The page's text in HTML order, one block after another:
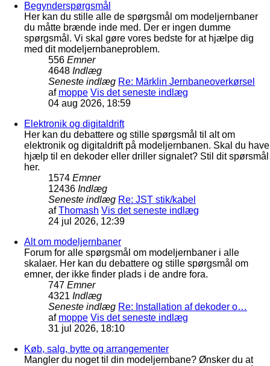
Begynderspørgsmål
Her kan du stille alle de spørgsmål om modeljernbaner
du måtte brænde inde med. Der er ingen dumme
spørgsmål. Vi skal gøre vores bedste for at hjælpe dig
med dit modeljernbaneproblem.
556 Emner
4648 Indlæg
Seneste indlæg Re: Märklin Jernbaneoverkørsel
af moppe Vis det seneste indlæg
04 aug 2026, 18:59
Elektronik og digitaldrift
Her kan du debattere og stille spørgsmål til alt om
elektronik og digitaldrift på modeljernbanen. Skal du have
hjælp til en dekoder eller driller signalet? Stil dit spørsmål
her.
1574 Emner
12436 Indlæg
Seneste indlæg Re: JST stik/kabel
afThomash Vis det seneste indlæg
24 jul 2026, 12:39
Alt om modeljernbaner
Forum for alle spørgsmål om modeljernbaner i alle
skalaer. Her kan du debattere og stille spørgsmål om
emner, der ikke finder plads i de andre fora.
747 Emner
4321 Indlæg
Seneste indlæg Re: Installation af dekoder o…
af moppe Vis det seneste indlæg
31 jul 2026, 18:10
Køb, salg, bytte og arrangementer
Mangler du noget til din modeljernbane? Ønsker du at